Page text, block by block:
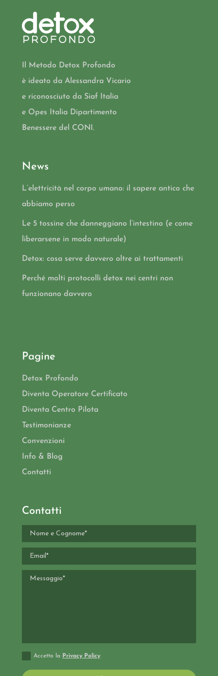
Il Metodo Detox Profondo
è ideato da Alessandra Vicario
e riconosciuto da Siaf Italia
e Opes Italia Dipartimento
Benessere del CONI.
News
L’elettricità nel corpo umano: il sapere antico che
abbiamo perso
Le 5 tossine che danneggiano l’intestino (e come
liberarsene in modo naturale)
Detox: cosa serve davvero oltre ai trattamenti
Perché molti protocolli detox nei centri non
funzionano davvero
Pagine
Detox Profondo
Diventa Operatore Certificato
Diventa Centro Pilota
Testimonianze
Convenzioni
Info & Blog
Contatti
Contatti
Accetto la Privacy Policy